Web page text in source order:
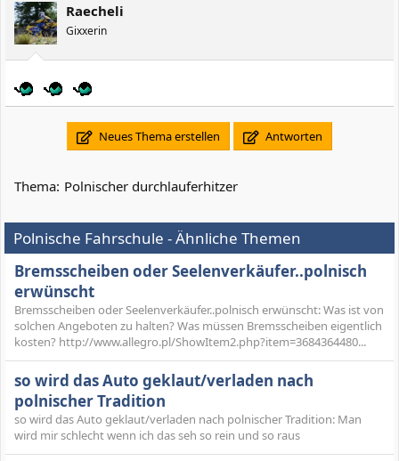
Raecheli
Gixxerin
Neues Thema erstellen Antworten
Thema: Polnischer durchlauferhitzer
Polnische Fahrschule - Ähnliche Themen
Bremsscheiben oder Seelenverkäufer..polnisch
erwünscht
Bremsscheiben oder Seelenverkäufer..polnisch erwünscht: Was ist von
solchen Angeboten zu halten? Was müssen Bremsscheiben eigentlich
kosten? http://www.allegro.pl/ShowItem2.php?item=3684364480...
so wird das Auto geklaut/verladen nach
polnischer Tradition
so wird das Auto geklaut/verladen nach polnischer Tradition: Man
wird mir schlecht wenn ich das seh so rein und so raus